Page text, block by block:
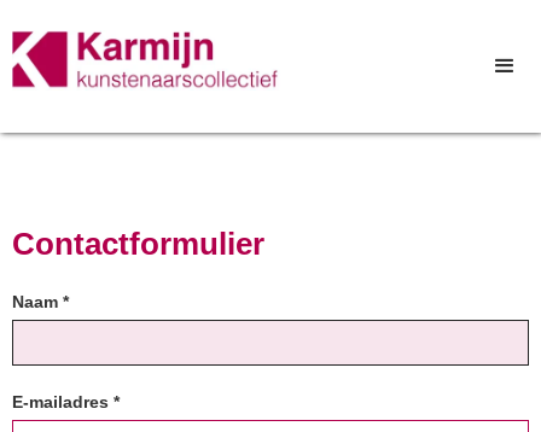
Contactformulier
Naam *
E-mailadres *